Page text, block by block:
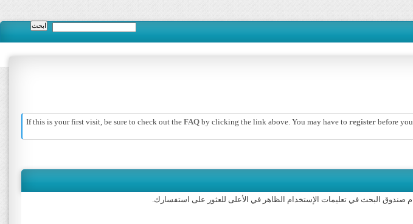
If this is your first visit, be sure to check out the FAQ by clicking the link above. You may have to register before
صندوق البحث في تعليمات الإستخدام الظاهر في الأعلى للعثور على استفسارك.